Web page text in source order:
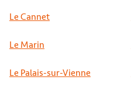
Le Cannet
Le Marin
Le Palais-sur-Vienne